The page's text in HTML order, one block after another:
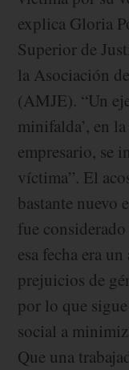
explica Gloria
Superior de
la Asociación
(AMJE). “Un
minifalda’, en
empresario, se
víctima”. El
bastante nuevo
fue
esa fecha era
prejuicios de
por lo que
social a
Que una